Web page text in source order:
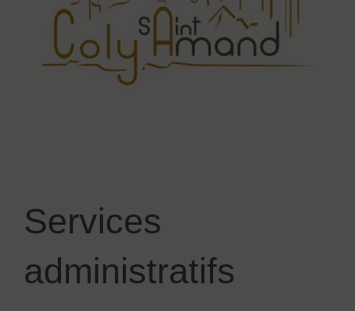
Services
administratifs